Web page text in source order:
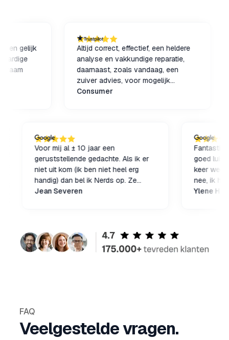
Altijd correct, effectief, een heldere
analyse en vakkundige reparatie,
daarnaast, zoals vandaag, een
zuiver advies, voor mogelijk
verbetering in hard ware. Dat volg ik
Consumer
Voor mij al ± 10 jaar een
geruststellende gedachte. Als ik er
niet uit kom (ik ben niet heel erg
handig) dan bel ik Nerds op. Ze
komen bij mij binnen (MacBook) en
Jean Severen
keer
nee,
FAQ
Veelgestelde vragen.